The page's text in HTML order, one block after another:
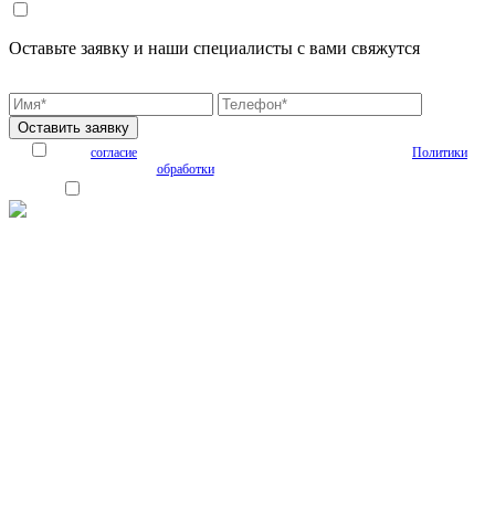
Оставьте заявку и наши специалисты с вами свяжутся
согласие
Политики
обработкиперсональных данных